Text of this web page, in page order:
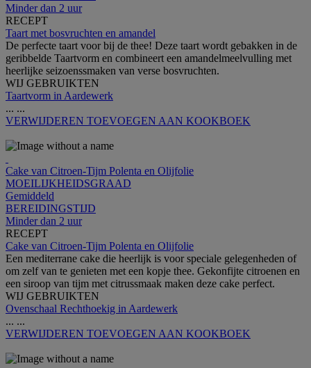
Minder dan 2 uur
RECEPT
Taart met bosvruchten en amandel
De perfecte taart voor bij de thee! Deze taart wordt gebakken in de
geribbelde Taartvorm en combineert een amandelmeelvulling met
heerlijke seizoenssmaken van verse bosvruchten.
WIJ GEBRUIKTEN
Taartvorm in Aardewerk
... ...
VERWIJDEREN TOEVOEGEN AAN KOOKBOEK
Cake van Citroen-Tijm Polenta en Olijfolie
MOEILIJKHEIDSGRAAD
Gemiddeld
BEREIDINGSTIJD
Minder dan 2 uur
RECEPT
Cake van Citroen-Tijm Polenta en Olijfolie
Een mediterrane cake die heerlijk is voor speciale gelegenheden of
om zelf van te genieten met een kopje thee. Gekonfijte citroenen en
een siroop van tijm met citrussmaak maken deze cake perfect.
WIJ GEBRUIKTEN
Ovenschaal Rechthoekig in Aardewerk
... ...
VERWIJDEREN TOEVOEGEN AAN KOOKBOEK